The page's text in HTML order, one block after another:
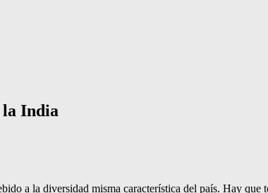
la India
a la diversidad misma característica del país. Hay